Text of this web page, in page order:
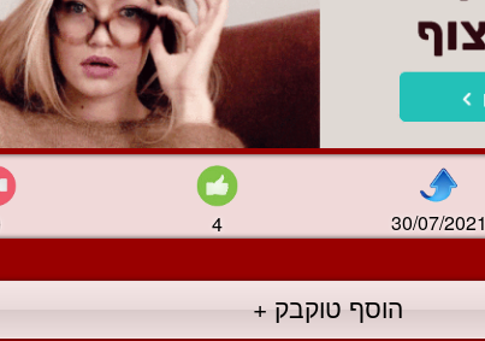
4 30/07/2021
הוסף טוקבק +